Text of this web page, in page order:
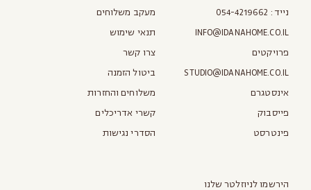
נייד: 054-4219662
INFO@IDANAHOME.CO.IL
פרויקטים
STUDIO@IDANAHOME.CO.IL
אינסטגרם
פייסבוק
פינטרסט
מעקב משלוחים
תנאי שימוש
צרו קשר
ביטול הזמנה
משלוחים והחזרות
קשרי אדריכלים
הסדרי נגישות
הירשמו לניוזלטר שלנו